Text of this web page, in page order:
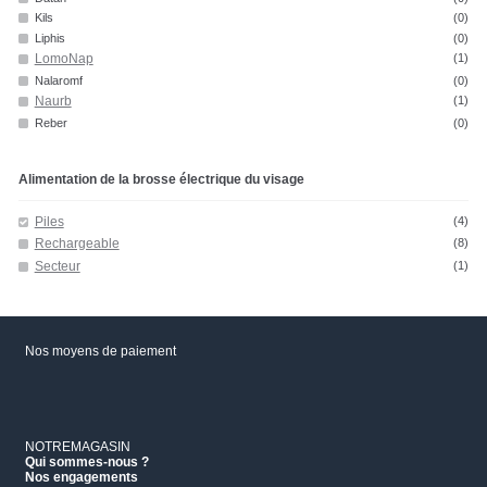
Kils
(0)
Liphis
(0)
LomoNap
(1)
Nalaromf
(0)
Naurb
(1)
Reber
(0)
Alimentation de la brosse électrique du visage
Piles (4)
Rechargeable (8)
Secteur (1)
Nos moyens de paiement
NOTREMAGASIN
Qui sommes-nous ?
Nos engagements